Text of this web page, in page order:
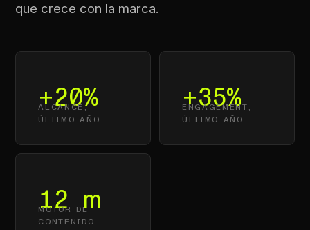
que crece con la marca.
+20%
ALCANCE,
ÚLTIMO AÑO +35%
ENGAGEMENT,
ÚLTIMO AÑO
12 m
MOTOR DE
CONTENIDO